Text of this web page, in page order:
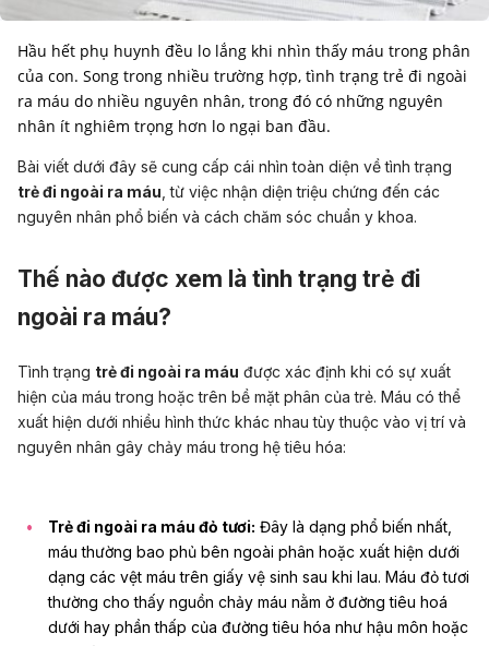
Hầu hết phụ huynh đều lo lắng khi nhìn thấy máu trong phân
của con. Song trong nhiều trường hợp, tình trạng trẻ đi ngoài
ra máu do nhiều nguyên nhân, trong đó có những nguyên
nhân ít nghiêm trọng hơn lo ngại ban đầu.
Bài viết dưới đây sẽ cung cấp cái nhìn toàn diện về tình trạng
trẻ đi ngoài ra máu , từ việc nhận diện triệu chứng đến các
nguyên nhân phổ biến và cách chăm sóc chuẩn y khoa.
Thế nào được xem là tình trạng trẻ đi
ngoài ra máu?
Tình trạng trẻ đi ngoài ra máu được xác định khi có sự xuất
hiện của máu trong hoặc trên bề mặt phân của trẻ. Máu có thể
xuất hiện dưới nhiều hình thức khác nhau tùy thuộc vào vị trí và
nguyên nhân gây chảy máu trong hệ tiêu hóa:
Trẻ đi ngoài ra máu đỏ tươi: Đây là dạng phổ biến nhất,
máu thường bao phủ bên ngoài phân hoặc xuất hiện dưới
dạng các vệt máu trên giấy vệ sinh sau khi lau. Máu đỏ tươi
thường cho thấy nguồn chảy máu nằm ở đường tiêu hoá
dưới hay phần thấp của đường tiêu hóa như hậu môn hoặc